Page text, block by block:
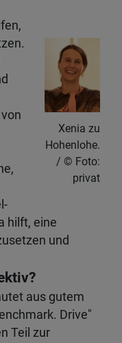
Xenia zu
Hohenlohe.
Foto:
privat
hilft, eine
und
aus gutem
Drive"
Teil zur